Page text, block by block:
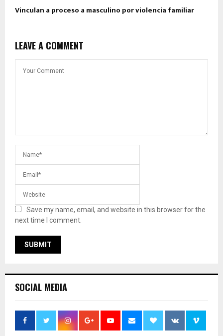
Vinculan a proceso a masculino por violencia familiar
LEAVE A COMMENT
Save my name, email, and website in this browser for the
next time I comment.
SOCIAL MEDIA